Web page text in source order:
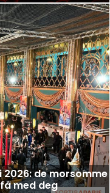
2026: de morsomme
med deg